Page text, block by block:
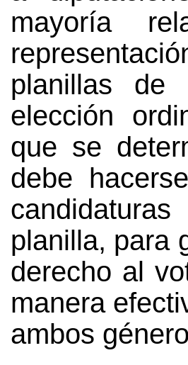
mayoría
planillas de
elección
que se
debe
planilla, para
derecho al
manera
ambos